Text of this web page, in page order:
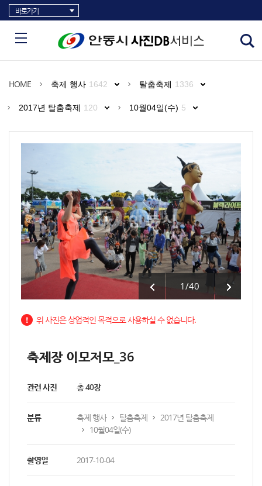
바로가기
HOME 축제 행사 1642 탈춤축제 1336
2017년 탈춤축제 120 10월04일(수) 5
1/40
위 사진은 상업적인 목적으로 사용하실 수 없습니다.
축제장 이모저모_36
관련 사진 총 40장
분류 축제 행사 탈춤축제
2017년 탈춤축제
10월04일(수)
촬영일 2017-10-04